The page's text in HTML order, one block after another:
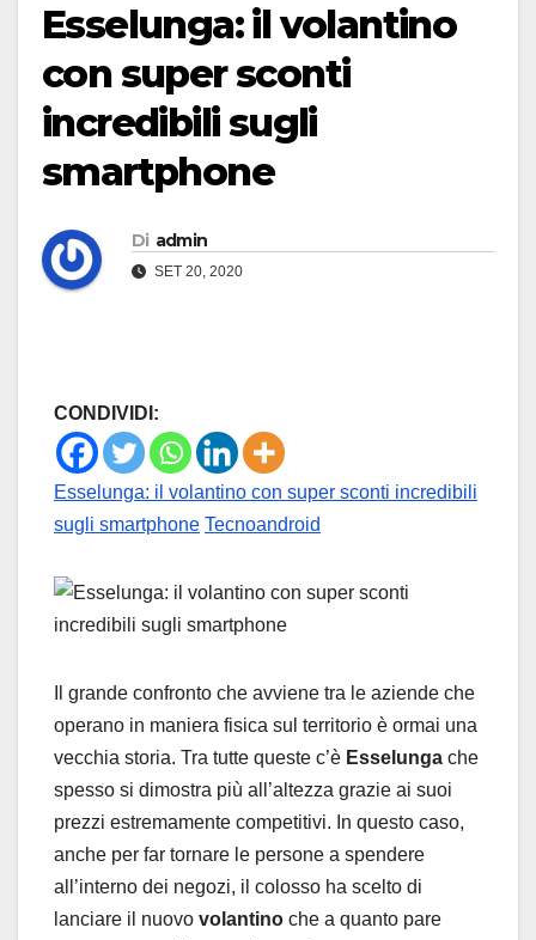
Esselunga: il volantino
con super sconti
incredibili sugli
smartphone
Di admin
SET 20, 2020
CONDIVIDI:
Esselunga: il volantino con super sconti incredibili
sugli smartphone Tecnoandroid
Il grande confronto che avviene tra le aziende che
operano in maniera fisica sul territorio è ormai una
vecchia storia. Tra tutte queste c’è Esselunga che
spesso si dimostra più all’altezza grazie ai suoi
prezzi estremamente competitivi. In questo caso,
anche per far tornare le persone a spendere
all’interno dei negozi, il colosso ha scelto di
lanciare il nuovo volantino che a quanto pare